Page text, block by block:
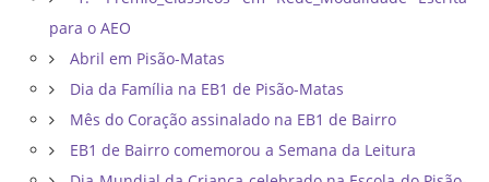
para o AEO
Abril em Pisão-Matas
Dia da Família na EB1 de Pisão-Matas
Mês do Coração assinalado na EB1 de Bairro
EB1 de Bairro comemorou a Semana da Leitura